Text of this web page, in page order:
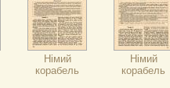
Німий
корабель
Німий
корабель